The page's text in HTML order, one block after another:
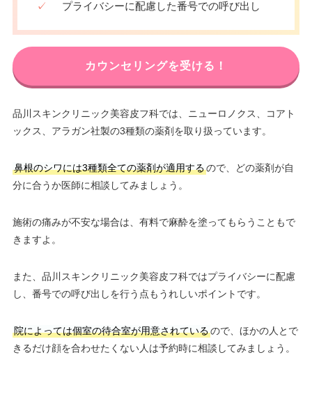
✓ プライバシーに配慮した番号での呼び出し
カウンセリングを受ける！
品川スキンクリニック美容皮フ科では、ニューロノクス、コアト
ックス、アラガン社製の3種類の薬剤を取り扱っています。
鼻根のシワには3種類全ての薬剤が適用するので、どの薬剤が自
分に合うか医師に相談してみましょう。
施術の痛みが不安な場合は、有料で麻酔を塗ってもらうこともで
きますよ。
また、品川スキンクリニック美容皮フ科ではプライバシーに配慮
し、番号での呼び出しを行う点もうれしいポイントです。
院によっては個室の待合室が用意されているので、ほかの人とで
きるだけ顔を合わせたくない人は予約時に相談してみましょう。